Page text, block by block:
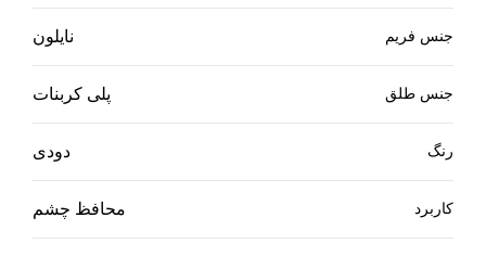
جنس فریم نایلون
جنس طلق پلی کربنات
رنگ دودی
کاربرد محافظ چشم